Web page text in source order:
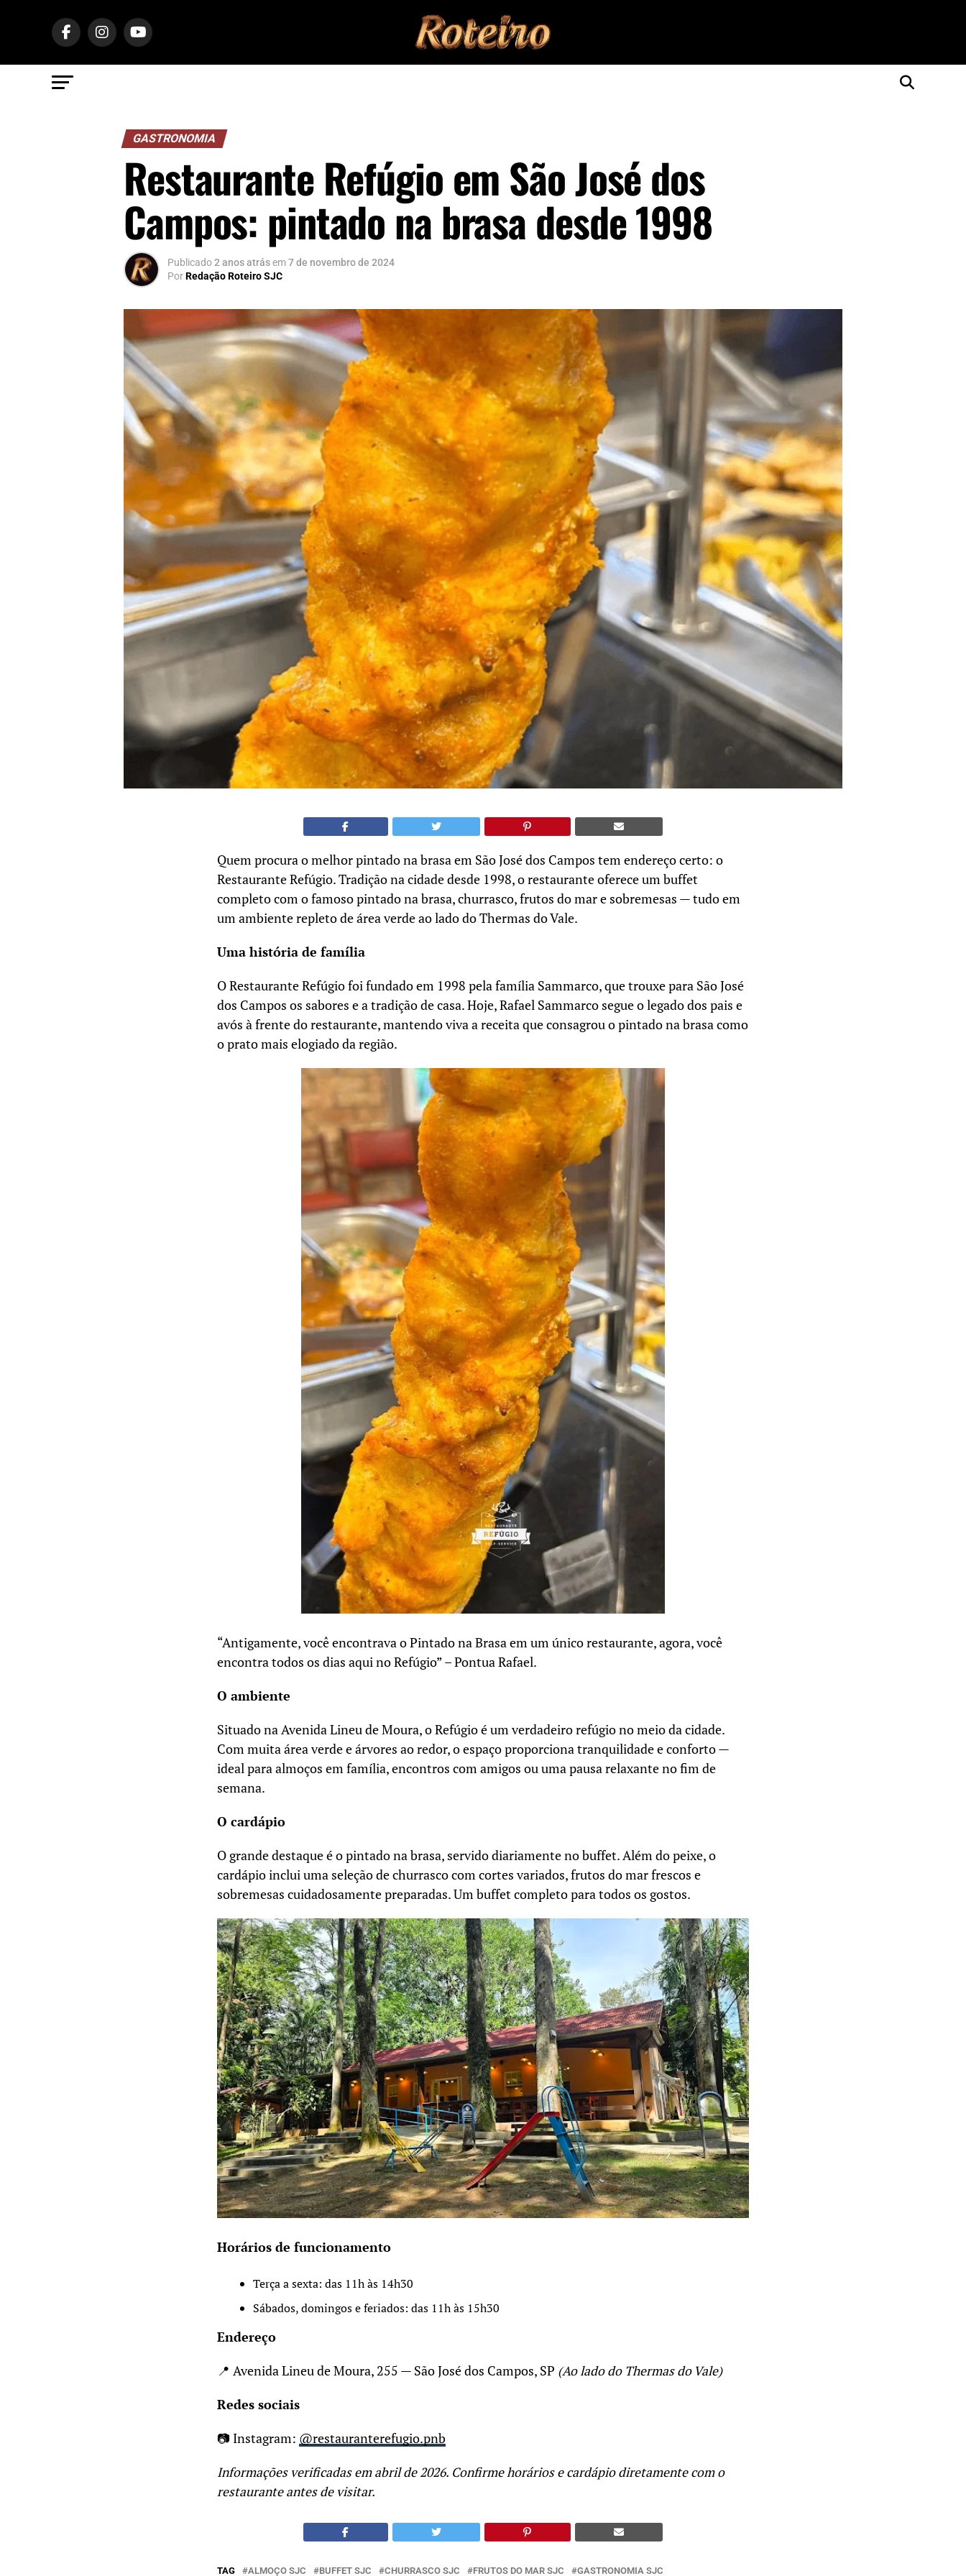
GASTRONOMIA
Restaurante Refúgio em São José dos
Campos: pintado na brasa desde 1998
Publicado2 anos atrásem7 de novembro de 2024
PorRedação Roteiro SJC
Quem procura o melhor pintado na brasa em São José dos Campos tem endereço certo: o
Restaurante Refúgio. Tradição na cidade desde 1998, o restaurante oferece um buffet
completo com o famoso pintado na brasa, churrasco, frutos do mar e sobremesas — tudo em
um ambiente repleto de área verde ao lado do Thermas do Vale.
Uma história de família
O Restaurante Refúgio foi fundado em 1998 pela família Sammarco, que trouxe para São José
dos Campos os sabores e a tradição de casa. Hoje, Rafael Sammarco segue o legado dos pais e
avós à frente do restaurante, mantendo viva a receita que consagrou o pintado na brasa como
o prato mais elogiado da região.
“Antigamente, você encontrava o Pintado na Brasa em um único restaurante, agora, você
encontra todos os dias aqui no Refúgio” – Pontua Rafael.
O ambiente
Situado na Avenida Lineu de Moura, o Refúgio é um verdadeiro refúgio no meio da cidade.
Com muita área verde e árvores ao redor, o espaço proporciona tranquilidade e conforto —
ideal para almoços em família, encontros com amigos ou uma pausa relaxante no fim de
semana.
O cardápio
O grande destaque é o pintado na brasa, servido diariamente no buffet. Além do peixe, o
cardápio inclui uma seleção de churrasco com cortes variados, frutos do mar frescos e
sobremesas cuidadosamente preparadas. Um buffet completo para todos os gostos.
Horários de funcionamento
Terça a sexta: das 11h às 14h30
Sábados, domingos e feriados: das 11h às 15h30
Endereço
📍 Avenida Lineu de Moura, 255 — São José dos Campos, SP (Ao lado do Thermas do Vale)
Redes sociais
📷 Instagram: @restauranterefugio.pnb
Informações verificadas em abril de 2026. Confirme horários e cardápio diretamente com o
restaurante antes de visitar.
TAG ALMOÇO SJC BUFFET SJC CHURRASCO SJC FRUTOS DO MAR SJC GASTRONOMIA SJC